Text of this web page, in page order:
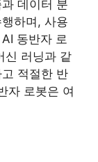
데이터 분
하며, 사용
동반자 로
신 러닝과 같
적절한 반
자 로봇은 여